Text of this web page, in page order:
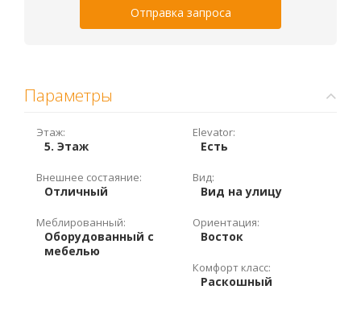
Отправка запроса
Параметры
Этаж:
5. Этаж
Elevator:
Есть
Внешнее состаяние:
Отличный
Вид:
Вид на улицу
Меблированный:
Оборудованный с
мебелью
Ориентация:
Восток
Комфорт класс:
Раскошный